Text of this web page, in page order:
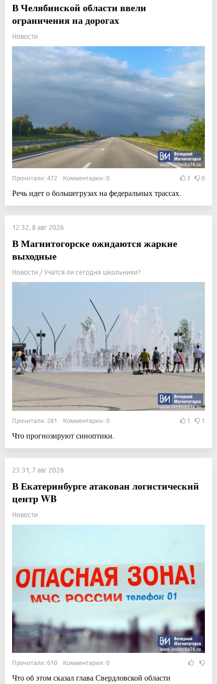
В Челябинской области ввели
ограничения на дорогах
Новости
Прочитали: 472 Комментарии: 0 3 0
Речь идет о большегрузах на федеральных трассах.
12:32, 8 авг 2026
В Магнитогорске ожидаются жаркие
выходные
Новости / Учатся ли сегодня школьники?
Прочитали: 281 Комментарии: 0 1 1
Что прогнозируют синоптики.
23:31, 7 авг 2026
В Екатеринбурге атакован логистический
центр WB
Новости
Прочитали: 610 Комментарии: 0
Что об этом сказал глава Свердловской области